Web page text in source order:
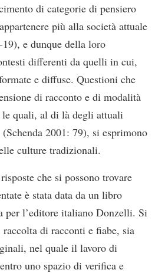
di categorie di pensiero
più alla società attuale
e dunque della loro
differenti da quelli in cui,
e diffuse. Questioni che
di racconto e di modalità
le quali, al di là degli attuali
2001: 79), si esprimono
culture tradizionali.
che si possono trovare
è stata data da un libro
per l’editore italiano Donzelli. Si
raccolta di racconti e fiabe, sia
nel quale il lavoro di
uno spazio di verifica e